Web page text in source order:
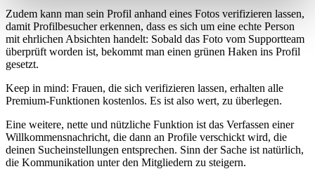
Zudem kann man sein Profil anhand eines Fotos verifizieren lassen,
damit Profilbesucher erkennen, dass es sich um eine echte Person
mit ehrlichen Absichten handelt: Sobald das Foto vom Supportteam
überprüft worden ist, bekommt man einen grünen Haken ins Profil
gesetzt.
Keep in mind: Frauen, die sich verifizieren lassen, erhalten alle
Premium-Funktionen kostenlos. Es ist also wert, zu überlegen.
Eine weitere, nette und nützliche Funktion ist das Verfassen einer
Willkommensnachricht, die dann an Profile verschickt wird, die
deinen Sucheinstellungen entsprechen. Sinn der Sache ist natürlich,
die Kommunikation unter den Mitgliedern zu steigern.